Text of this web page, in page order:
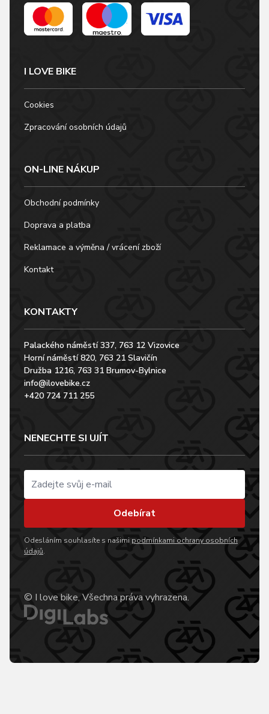
I LOVE BIKE
Cookies
Zpracování osobních údajů
ON-LINE NÁKUP
Obchodní podmínky
Doprava a platba
Reklamace a výměna / vrácení zboží
Kontakt
KONTAKTY
Palackého náměstí 337, 763 12 Vizovice
Horní náměstí 820, 763 21 Slavičín
Družba 1216, 763 31 Brumov-Bylnice
info@ilovebike.cz
+420 724 711 255
NENECHTE SI UJÍT
Odebírat
Odesláním souhlasíte s našimi podmínkami ochrany osobních
údajů.
© I love bike, Všechna práva vyhrazena.